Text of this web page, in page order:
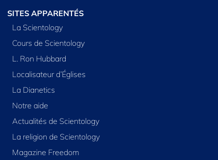
SITES APPARENTÉS
La Scientology
Cours de Scientology
L. Ron Hubbard
Localisateur d’Églises
La Dianetics
Notre aide
Actualités de Scientology
La religion de Scientology
Magazine Freedom